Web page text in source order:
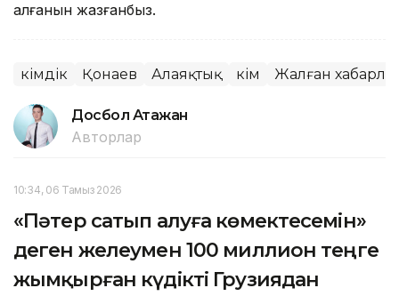
қалғанын жазғанбыз.
Әкімдік Қонаев Алаяқтық Әкім Жалған
Досбол Атажан
Авторлар
10:34, 06 Тамыз 2026
«Пәтер сатып алуға көмектесемін»
деген желеумен 100 миллион теңге
жымқырған күдікті Грузиядан